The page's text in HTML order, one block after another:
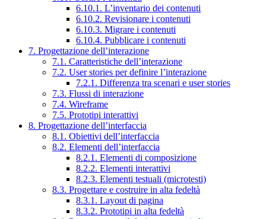
6.10.1. L’inventario dei contenuti
6.10.2. Revisionare i contenuti
6.10.3. Migrare i contenuti
6.10.4. Pubblicare i contenuti
7. Progettazione dell’interazione
7.1. Caratteristiche dell’interazione
7.2. User stories per definire l’interazione
7.2.1. Differenza tra scenari e user stories
7.3. Flussi di interazione
7.4. Wireframe
7.5. Prototipi interattivi
8. Progettazione dell’interfaccia
8.1. Obiettivi dell’interfaccia
8.2. Elementi dell’interfaccia
8.2.1. Elementi di composizione
8.2.2. Elementi interattivi
8.2.3. Elementi testuali (microtesti)
8.3. Progettare e costruire in alta fedeltà
8.3.1. Layout di pagina
8.3.2. Prototipi in alta fedeltà